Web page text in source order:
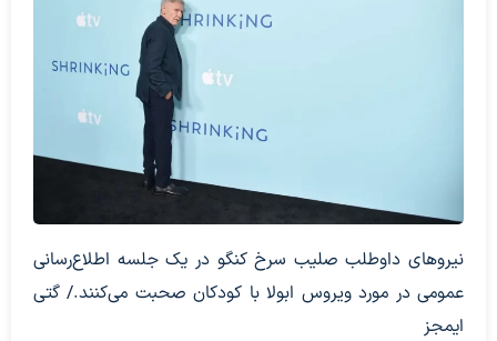
نیروهای داوطلب صلیب سرخ کنگو در یک جلسه اطلاع‌رسانی
عمومی در مورد ویروس ابولا با کودکان صحبت می‌کنند./ گتی
ایمجز